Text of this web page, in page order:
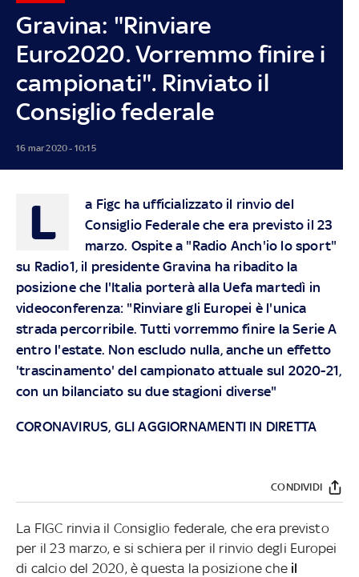
Gravina: "Rinviare
Euro2020. Vorremmo finire i
campionati". Rinviato il
Consiglio federale
16 mar 2020 - 10:15
L
a Figc ha ufficializzato il rinvio del
Consiglio Federale che era previsto il 23
marzo. Ospite a "Radio Anch'io lo sport"
su Radio1, il presidente Gravina ha ribadito la
posizione che l'Italia porterà alla Uefa martedì in
videoconferenza: "Rinviare gli Europei è l'unica
strada percorribile. Tutti vorremmo finire la Serie A
entro l'estate. Non escludo nulla, anche un effetto
'trascinamento' del campionato attuale sul 2020-21,
con un bilanciato su due stagioni diverse"
CORONAVIRUS, GLI AGGIORNAMENTI IN DIRETTA
CONDIVIDI
La FIGC rinvia il Consiglio federale, che era previsto
per il 23 marzo, e si schiera per il rinvio degli Europei
di calcio del 2020, è questa la posizione che il